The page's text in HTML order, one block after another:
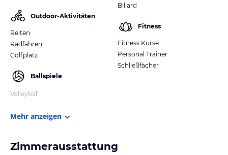
Outdoor-Aktivitäten
Reiten
Radfahren
Golfplatz
Ballspiele
Volleyball
Billard
Fitness
Fitness Kurse
Personal Trainer
Schließfächer
Mehr anzeigen
Zimmerausstattung